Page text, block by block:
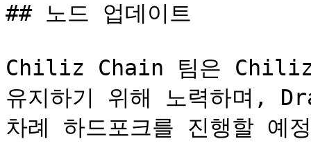
## 노드 업데이트
Chiliz Chain 팀은 Chiliz
유지하기 위해 노력하며,
차례 하드포크를 진행할 예